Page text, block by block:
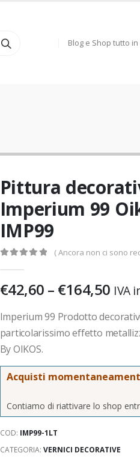
Blog e Shop tutto
Pittura
Imperium 99
IMP99
( Ancora non ci sono
€42,60 – €164,50 IVA
Imperium 99 Prodotto
particolarissimo effetto
By OIKOS.
Acquisti
Contiamo di riattivare lo shop
COD: IMP99-1LT
CATEGORIA: VERNICI DECORATIVE